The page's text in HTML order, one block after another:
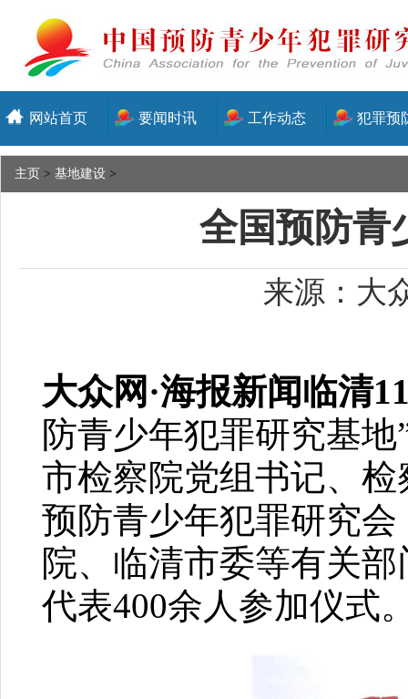
网站首页 要闻时讯 工作动态 犯罪预
主页 > 基地建设 >
全国预防青
来源：大
大众网·海报新闻临清
防青少年犯罪研究基
市检察院党组书记、
预防青少年犯罪研究
院、临清市委等有关
代表400余人参加仪式